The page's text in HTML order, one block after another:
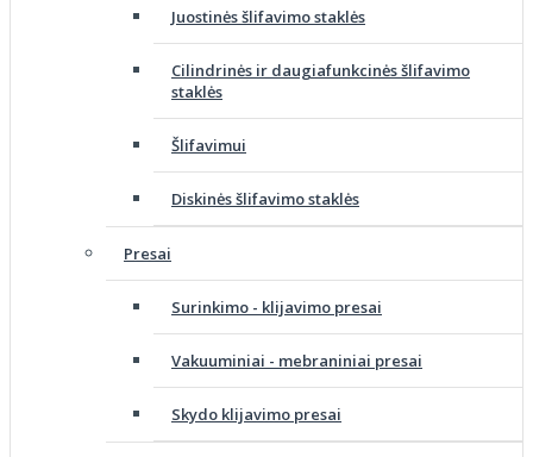
Juostinės šlifavimo staklės
Cilindrinės ir daugiafunkcinės šlifavimo
staklės
Šlifavimui
Diskinės šlifavimo staklės
Presai
Surinkimo - klijavimo presai
Vakuuminiai - mebraniniai presai
Skydo klijavimo presai